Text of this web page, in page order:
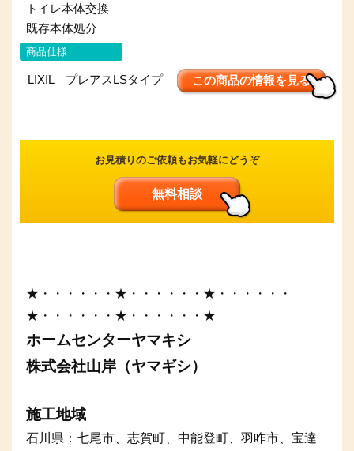
トイレ本体交換
既存本体処分
商品仕様
LIXIL プレアスLSタイプ この商品の情報を見る
お見積りのご依頼もお気軽にどうぞ
無料相談
★・・・・・・★・・・・・・★・・・・・・
★・・・・・・★・・・・・・★
ホームセンターヤマキシ
株式会社山岸（ヤマギシ）
施工地域
石川県：七尾市、志賀町、中能登町、羽咋市、宝達